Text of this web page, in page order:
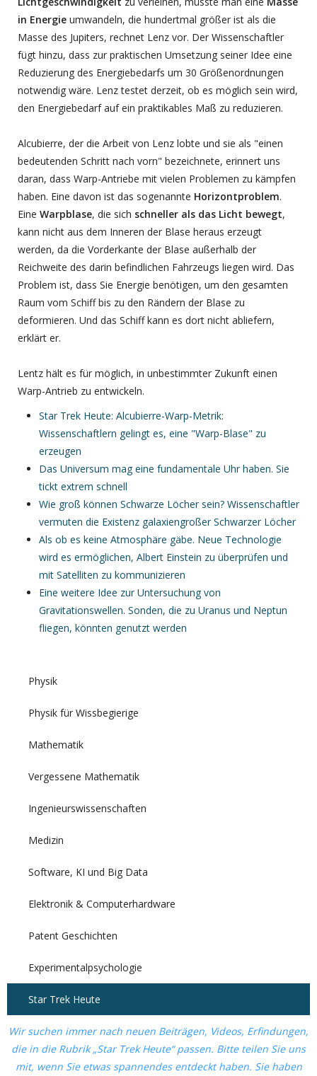
in Energie umwandeln, die hundertmal größer ist als die
Masse des Jupiters, rechnet Lenz vor. Der Wissenschaftler
fügt hinzu, dass zur praktischen Umsetzung seiner Idee eine
Reduzierung des Energiebedarfs um 30 Größenordnungen
notwendig wäre. Lenz testet derzeit, ob es möglich sein wird,
den Energiebedarf auf ein praktikables Maß zu reduzieren.
Alcubierre, der die Arbeit von Lenz lobte und sie als "einen
bedeutenden Schritt nach vorn" bezeichnete, erinnert uns
daran, dass Warp-Antriebe mit vielen Problemen zu kämpfen
haben. Eine davon ist das sogenannte Horizontproblem.
Eine Warpblase, die sich schneller als das Licht bewegt,
kann nicht aus dem Inneren der Blase heraus erzeugt
werden, da die Vorderkante der Blase außerhalb der
Reichweite des darin befindlichen Fahrzeugs liegen wird. Das
Problem ist, dass Sie Energie benötigen, um den gesamten
Raum vom Schiff bis zu den Rändern der Blase zu
deformieren. Und das Schiff kann es dort nicht abliefern,
erklärt er.
Lentz hält es für möglich, in unbestimmter Zukunft einen
Warp-Antrieb zu entwickeln.
Star Trek Heute: Alcubierre-Warp-Metrik:
Wissenschaftlern gelingt es, eine "Warp-Blase" zu
erzeugen
Das Universum mag eine fundamentale Uhr haben. Sie
tickt extrem schnell
Wie groß können Schwarze Löcher sein? Wissenschaftler
vermuten die Existenz galaxiengroßer Schwarzer Löcher
Als ob es keine Atmosphäre gäbe. Neue Technologie
wird es ermöglichen, Albert Einstein zu überprüfen und
mit Satelliten zu kommunizieren
Eine weitere Idee zur Untersuchung von
Gravitationswellen. Sonden, die zu Uranus und Neptun
fliegen, könnten genutzt werden
Physik
Physik für Wissbegierige
Mathematik
Vergessene Mathematik
Ingenieurswissenschaften
Medizin
Software, KI und Big Data
Elektronik & Computerhardware
Patent Geschichten
Experimentalpsychologie
Star Trek Heute
Wir suchen immer nach neuen Beiträgen, Videos, Erfindungen,
die in die Rubrik „Star Trek Heute“ passen. Bitte teilen Sie uns
mit, wenn Sie etwas spannendes entdeckt haben. Sie haben